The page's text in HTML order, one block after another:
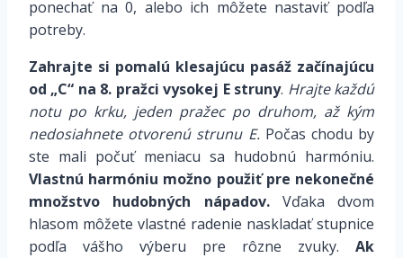
ponechať na 0, alebo ich môžete nastaviť podľa
potreby.
Zahrajte si pomalú klesajúcu pasáž začínajúcu
od „C“ na 8. pražci vysokej E struny. Hrajte každú
notu po krku, jeden pražec po druhom, až kým
nedosiahnete otvorenú strunu E.Počas chodu by
ste mali počuť meniacu sa hudobnú harmóniu.
Vlastnú harmóniu možno použiť pre nekonečné
množstvo hudobných nápadov.Vďaka dvom
hlasom môžete vlastné radenie naskladať stupnice
podľa vášho výberu pre rôzne zvuky. Ak